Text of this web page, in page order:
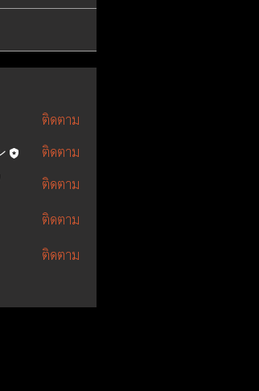
ติดตาม
ติดตาม
ติดตาม
ติดตาม
ติดตาม